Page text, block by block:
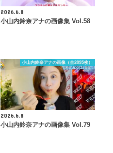
2026.6.8
小山内鈴奈アナの画像集 Vol.58
小山内鈴奈アナの画像（全2095枚）
2026.6.8
小山内鈴奈アナの画像集 Vol.79